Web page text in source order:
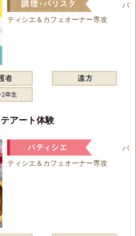
パ
ティシエ＆カフェオーナー専攻
アート体験
パ
ティシエ＆カフェオーナー専攻